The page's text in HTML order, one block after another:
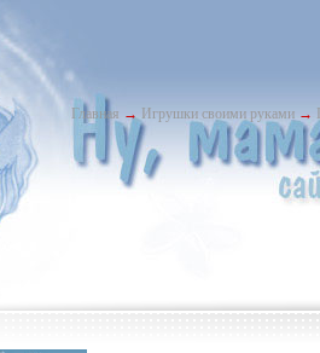
Главная → Игрушки своими руками →